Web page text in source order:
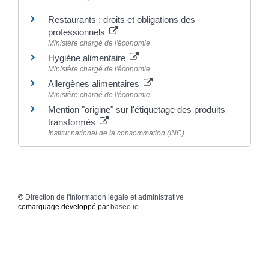
Restaurants : droits et obligations des
professionnels
Ministère chargé de l'économie
Hygiène alimentaire
Ministère chargé de l'économie
Allergènes alimentaires
Ministère chargé de l'économie
Mention "origine" sur l'étiquetage des produits
transformés
Institut national de la consommation (INC)
© Direction de l'information légale et administrative
comarquage developpé par baseo.io